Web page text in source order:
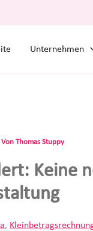
Unternehmen
Von Thomas Stuppy
Keine
,